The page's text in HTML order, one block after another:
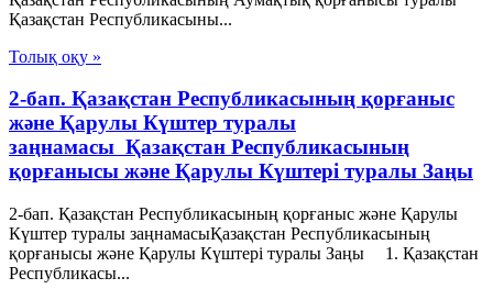
Қазақстан Республикасыны...
Толық оқу »
2-бап. Қазақстан Республикасының қорғаныс
және Қарулы Күштер туралы
заңнамасы Қазақстан Республикасының
қорғанысы және Қарулы Күштері туралы Заңы
2-бап. Қазақстан Республикасының қорғаныс және Қарулы
Күштер туралы заңнамасыҚазақстан Республикасының
қорғанысы және Қарулы Күштері туралы Заңы 1. Қазақстан
Республикасы...